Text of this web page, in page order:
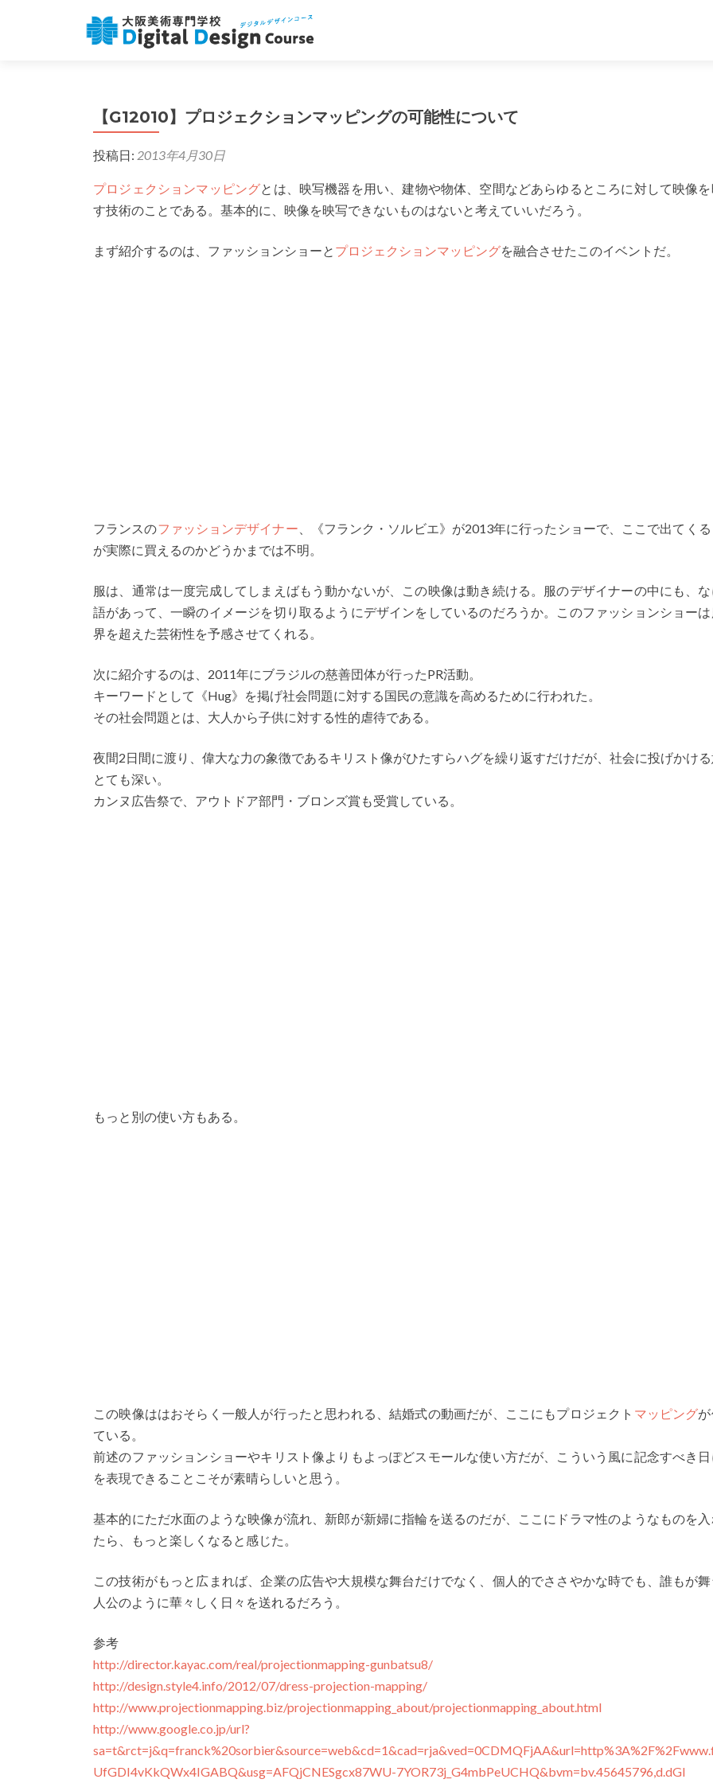
【G12010】プロジェクションマッピングの可能性について
投稿日: 2013年4月30日
プロジェクションマッピングとは、映写機器を用い、建物や物体、空間などあらゆるところに対して映像を
す技術のことである。基本的に、映像を映写できないものはないと考えていいだろう。
まず紹介するのは、ファッションショーと プロジェクションマッピングを融合させたこのイベントだ。
フランスのファッションデザイナー 、《フランク・ソルビエ》が2013年に行ったショーで、ここで出てくる
が実際に買えるのかどうかまでは不明。
服は、通常は一度完成してしまえばもう動かないが、この映像は動き続ける。服のデザイナーの中にも、
語があって、一瞬のイメージを切り取るようにデザインをしているのだろうか。このファッションショー
界を超えた芸術性を予感させてくれる。
次に紹介するのは、2011年にブラジルの慈善団体が行ったPR活動。
キーワードとして《Hug》を掲げ社会問題に対する国民の意識を高めるために行われた。
その社会問題とは、大人から子供に対する性的虐待である。
夜間2日間に渡り、偉大な力の象徴であるキリスト像がひたすらハグを繰り返すだけだが、社会に投げかけ
とても深い。
カンヌ広告祭で、アウトドア部門・ブロンズ賞も受賞している。
もっと別の使い方もある。
この映像ははおそらく一般人が行ったと思われる、結婚式の動画だが、ここにもプロジェクト マッピング
ている。
前述のファッションショーやキリスト像よりもよっぽどスモールな使い方だが、こういう風に記念すべき
を表現できることこそが素晴らしいと思う。
基本的にただ水面のような映像が流れ、新郎が新婦に指輪を送るのだが、ここにドラマ性のようなものを
たら、もっと楽しくなると感じた。
この技術がもっと広まれば、企業の広告や大規模な舞台だけでなく、個人的でささやかな時でも、誰もが
人公のように華々しく日々を送れるだろう。
参考
http://director.kayac.com/real/projectionmapping-gunbatsu8/
http://design.style4.info/2012/07/dress-projection-mapping/
http://www.projectionmapping.biz/projectionmapping_about/projectionmapping_about.html
http://www.google.co.jp/url?
UfGDI4vKkQWx4IGABQ&usg=AFQjCNESgcx87WU-7YOR73j_G4mbPeUCHQ&bvm=bv.45645796,d.dGI